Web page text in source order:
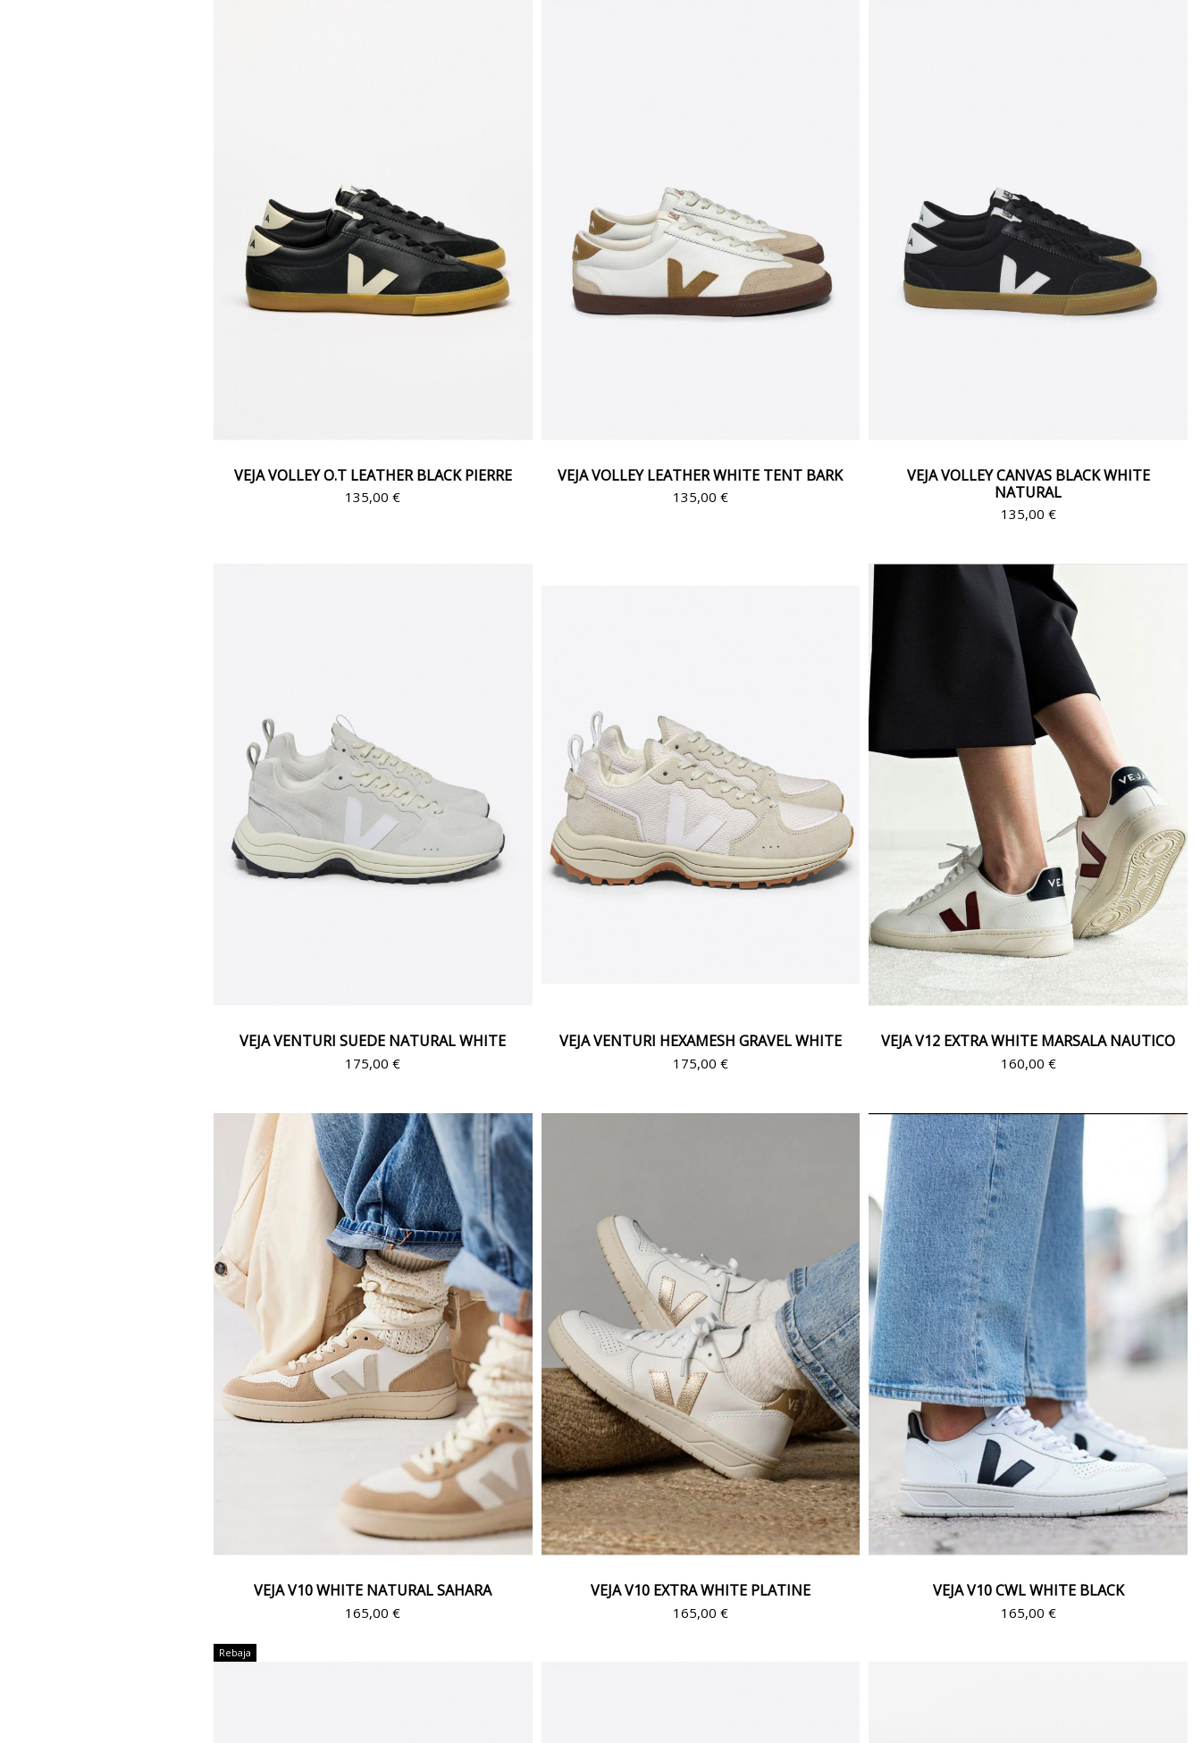
VEJA VOLLEY O.T LEATHER BLACK PIERRE
135,00 €
VEJA VOLLEY LEATHER WHITE TENT BARK
135,00 €
VEJA VOLLEY CANVAS BLACK WHITE
NATURAL
135,00 €
VEJA VENTURI SUEDE NATURAL WHITE
175,00 €
VEJA VENTURI HEXAMESH GRAVEL WHITE
175,00 €
VEJA V12 EXTRA WHITE MARSALA NAUTICO
160,00 €
VEJA V10 WHITE NATURAL SAHARA
165,00 €
VEJA V10 EXTRA WHITE PLATINE
165,00 €
VEJA V10 CWL WHITE BLACK
165,00 €
Rebaja